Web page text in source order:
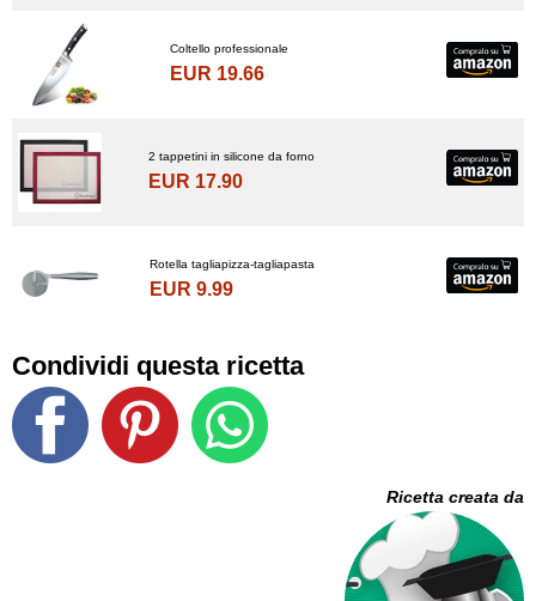
Coltello professionale
EUR 19.66
2 tappetini in silicone da forno
EUR 17.90
Rotella tagliapizza-tagliapasta
EUR 9.99
Condividi questa ricetta
Ricetta creata da